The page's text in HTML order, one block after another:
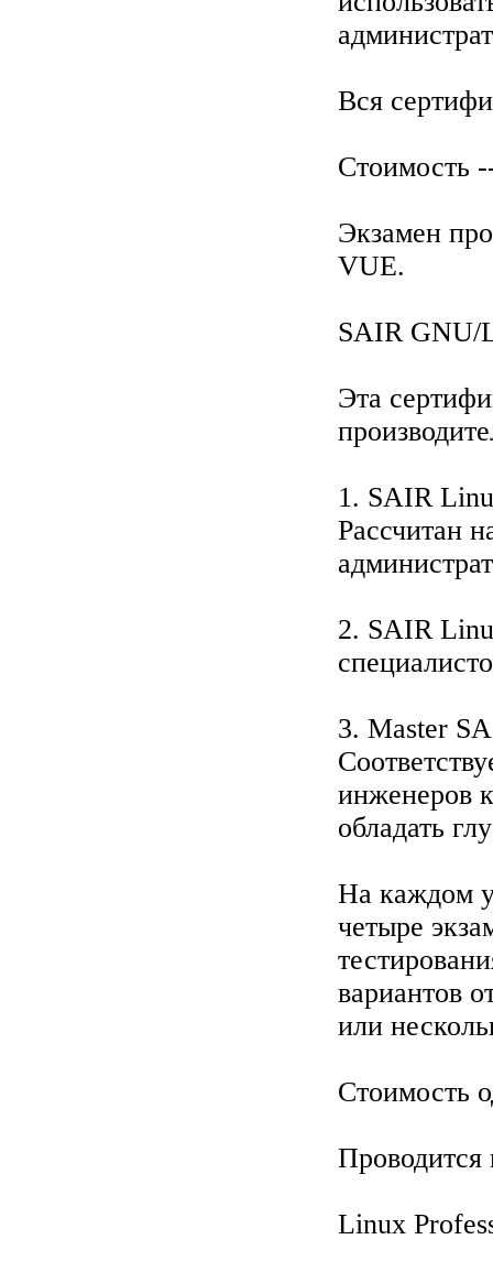
Вся
Стоимость
Экзамен
VUE.
SAIR GNU/
Эта
1. SAIR
Рассчитан
2. SAIR
3. Master
инженеров
обладать
На каждом
четыре
вариантов
или
Стоимость
Проводится
Linux